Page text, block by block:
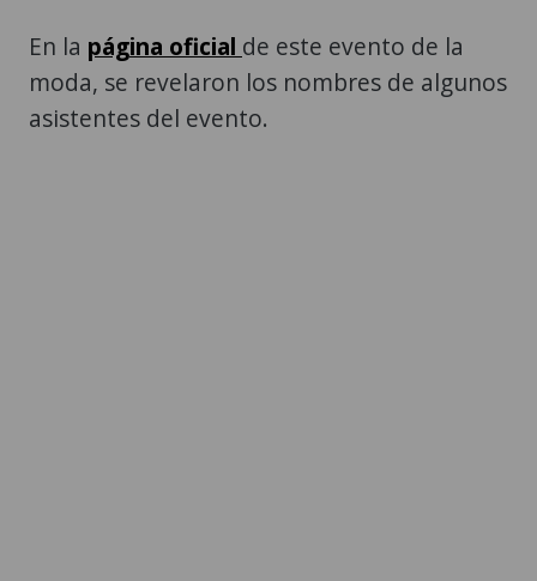
En la página oficial de este evento de la
moda, se revelaron los nombres de algunos
asistentes del evento.